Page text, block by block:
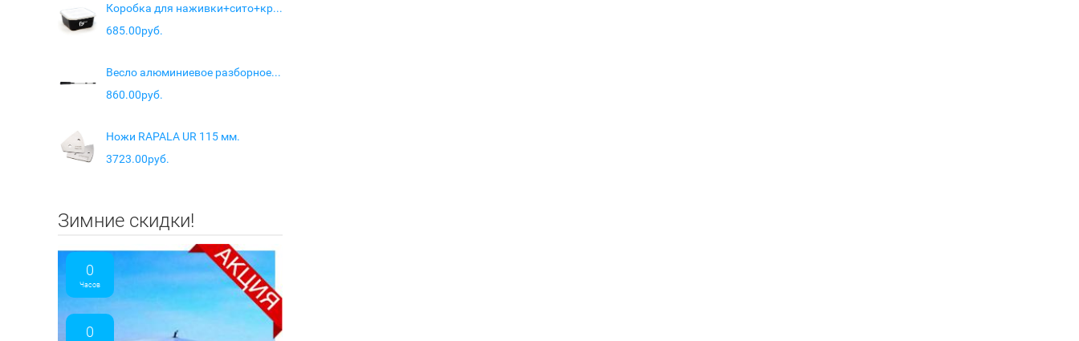
Коробка для наживки+сито+крышка 166х166х75мм
685.00руб.
Весло алюминиевое разборное с узкой лопастью , L-1600 мм
860.00руб.
Ножи RAPALA UR 115 мм.
3723.00руб.
Зимние скидки!
0
Часов
0